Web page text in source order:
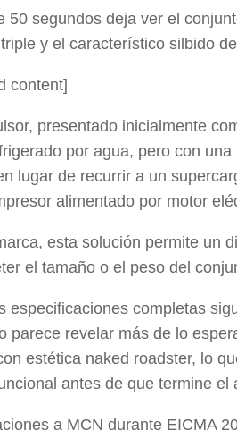
50 segundos deja ver el
y el característico silbido
content]
presentado inicialmente
por agua, pero con
lugar de recurrir a un
alimentado por motor
esta solución permite un
el tamaño o el peso del
especificaciones completas
revelar más de lo
estética naked roadster, lo
antes de que termine el
a MCN durante EICMA